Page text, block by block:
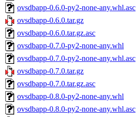
ovsdbapp-0.6.0-py2-none-any.whl.asc
ovsdbapp-0.6.0.tar.gz
ovsdbapp-0.6.0.tar.gz.asc
ovsdbapp-0.7.0-py2-none-any.whl
ovsdbapp-0.7.0-py2-none-any.whl.asc
ovsdbapp-0.7.0.tar.gz
ovsdbapp-0.7.0.tar.gz.asc
ovsdbapp-0.8.0-py2-none-any.whl
ovsdbapp-0.8.0-py2-none-any.whl.asc